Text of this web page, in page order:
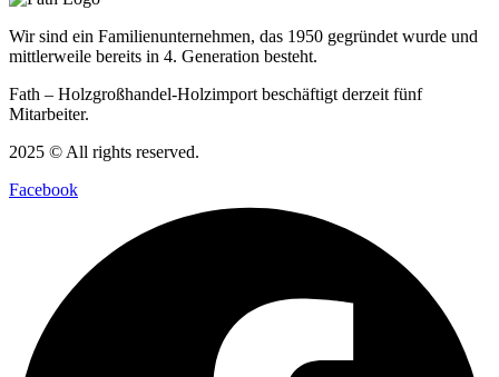
Wir sind ein Familienunternehmen, das 1950 gegründet wurde und
mittlerweile bereits in 4. Generation besteht.
Fath – Holzgroßhandel-Holzimport beschäftigt derzeit fünf
Mitarbeiter.
2025 © All rights reserved.
Facebook